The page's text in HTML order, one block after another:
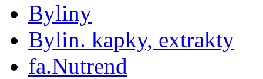
Byliny
Bylin. kapky, extrakty
fa.Nutrend